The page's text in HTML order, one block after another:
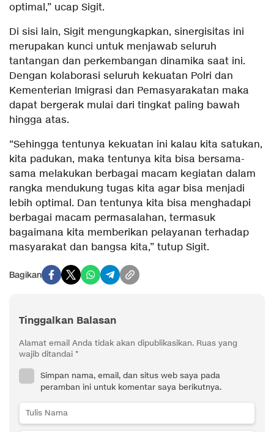
optimal,” ucap Sigit.
Di sisi lain, Sigit mengungkapkan, sinergisitas ini
merupakan kunci untuk menjawab seluruh
tantangan dan perkembangan dinamika saat ini.
Dengan kolaborasi seluruh kekuatan Polri dan
Kementerian Imigrasi dan Pemasyarakatan maka
dapat bergerak mulai dari tingkat paling bawah
hingga atas.
“Sehingga tentunya kekuatan ini kalau kita satukan,
kita padukan, maka tentunya kita bisa bersama-
sama melakukan berbagai macam kegiatan dalam
rangka mendukung tugas kita agar bisa menjadi
lebih optimal. Dan tentunya kita bisa menghadapi
berbagai macam permasalahan, termasuk
bagaimana kita memberikan pelayanan terhadap
masyarakat dan bangsa kita,” tutup Sigit.
Bagikan
Tinggalkan Balasan
Alamat email Anda tidak akan dipublikasikan. Ruas yang
wajib ditandai *
Simpan nama, email, dan situs web saya pada
peramban ini untuk komentar saya berikutnya.